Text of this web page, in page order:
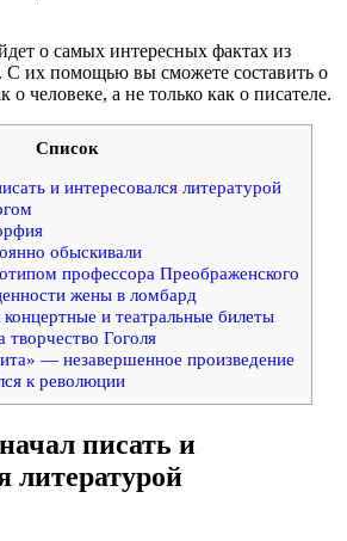
о самых интересных фактах из
С их помощью вы сможете составить о
о человеке, а не только как о писателе.
Список
и интересовался литературой
обыскивали
профессора Преображенского
жены в ломбард
и театральные билеты
творчество Гоголя
— незавершенное произведение
к революции
писать и
литературой